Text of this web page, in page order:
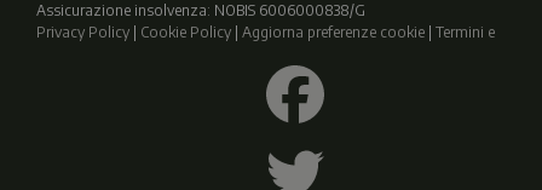
Assicurazione insolvenza: NOBIS 6006000838/G
Privacy Policy
Cookie Policy Aggiorna preferenze cookie Termini e